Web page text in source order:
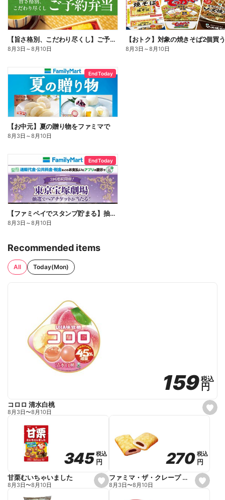
【旨さ格別、こだわり尽くし】ご予約弁当
8月3日 ～8月10日 8月3日 ～8月10日
End Today
【お中元】夏の贈り物をファミマで
8月3日 ～8月10日
End Today
【ファミペイでスタンプ貯まる】抽選でペアチケットが当たる!
8月3日 ～8月10日
Recommended items
All Today(Mon)
s
e
159
159税込
税込
円
円
コロロ 清水白桃
8月3日〜8月10日
s
e
345
345税込
税込
円
円
甘栗むいちゃいました
8月3日〜8月10日
s
e
270
270 税込
税込
円
円
ファミマ・ザ・クレープ 生チョコ
8月3日〜8月10日